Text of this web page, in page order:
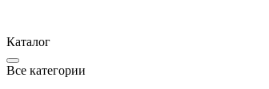
Каталог
Все категории